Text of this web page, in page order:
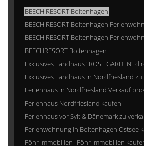
BEECH RESORT Boltenhagen
BEECH RESORT Boltenhagen
BEECH RESORT Boltenhagen
BEECHRESORT Boltenhagen
Exklusives Landhaus "ROSE GARDEN"
Exklusives Landhaus in Nordfriesland
Ferienhaus in Nordfriesland Verkauf
Ferienhaus Nordfriesland kaufen
Ferienhaus vor Sylt & Dänemark zu
Ferienwohnung in Boltenhagen Ostsee
Föhr Immobilien Föhr Immobilien